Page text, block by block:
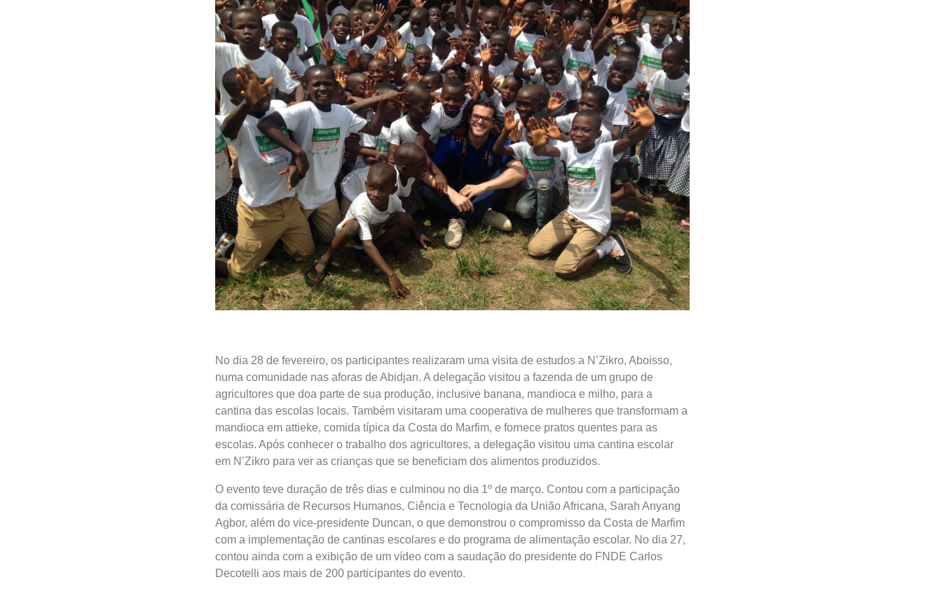
No dia 28 de fevereiro, os participantes realizaram uma visita de estudos a N’Zikro, Aboisso,
numa comunidade nas aforas de Abidjan. A delegação visitou a fazenda de um grupo de
agricultores que doa parte de sua produção, inclusive banana, mandioca e milho, para a
cantina das escolas locais. Também visitaram uma cooperativa de mulheres que transformam a
mandioca em attieke, comida típica da Costa do Marfim, e fornece pratos quentes para as
escolas. Após conhecer o trabalho dos agricultores, a delegação visitou uma cantina escolar
em N’Zikro para ver as crianças que se beneficiam dos alimentos produzidos.
O evento teve duração de três dias e culminou no dia 1º de março. Contou com a participação
da comissária de Recursos Humanos, Ciência e Tecnologia da União Africana, Sarah Anyang
Agbor, além do vice-presidente Duncan, o que demonstrou o compromisso da Costa de Marfim
com a implementação de cantinas escolares e do programa de alimentação escolar. No dia 27,
contou ainda com a exibição de um vídeo com a saudação do presidente do FNDE Carlos
Decotelli aos mais de 200 participantes do evento.